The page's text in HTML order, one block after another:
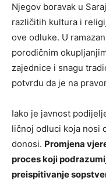
Njegov boravak u
različitih kultura i
ove odluke. U
porodičnim
zajednice i snagu
potvrdu da je na
Iako je javnost
ličnoj odluci koja nosi
donosi. Promjena
proces koji
preispitivanje